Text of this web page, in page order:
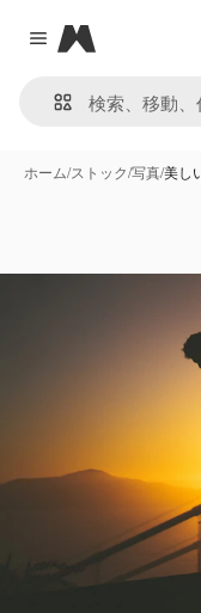
Close menu
Magnific
ホーム/ストック/写真/美し